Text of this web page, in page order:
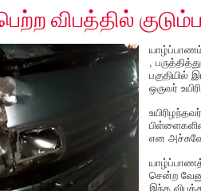
விபத்தில்
,
பகுதியில்
ஒருவர்
என
சென்ற
இந்த